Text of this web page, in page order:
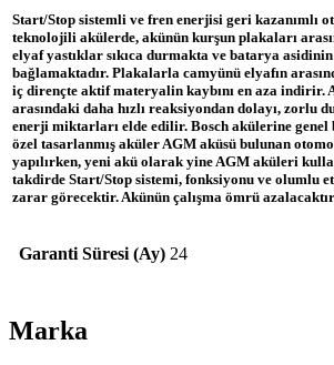
Start/Stop sistemli ve fren enerjisi geri kazanımlı
teknolojili akülerde, akünün kurşun plakaları
elyaf yastıklar sıkıca durmakta ve batarya asidinin
bağlamaktadır. Plakalarla camyünü elyafın
iç dirençte aktif materyalin kaybını en aza indirir.
arasındaki daha hızlı reaksiyondan dolayı, zorlu
enerji miktarları elde edilir. Bosch akülerine genel
özel tasarlanmış aküler AGM aküsü bulunan
yapılırken, yeni akü olarak yine AGM aküleri
takdirde Start/Stop sistemi, fonksiyonu ve olumlu
zarar görecektir. Akünün çalışma ömrü
Garanti Süresi (Ay) 24
Marka